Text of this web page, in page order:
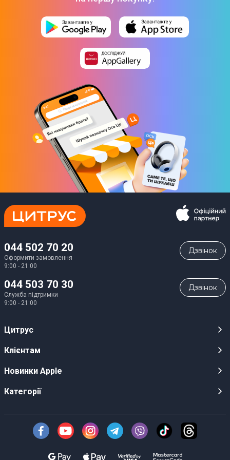
044 502 70 20
Оформити замовлення
9:00 - 21:00
Дзвiнок
044 503 70 30
Служба підтримки
9:00 - 21:00
Дзвiнок
Цитрус
Кар’єра
Оптовим клієнтам
Про Компанію
Клієнтам
Публічні оферти
Інструкції та прошивки
Доставка
Новинки Apple
iPhone 17
iPhone Air
Категорії
Техніка Apple
Смартфони
Техніка для кухні